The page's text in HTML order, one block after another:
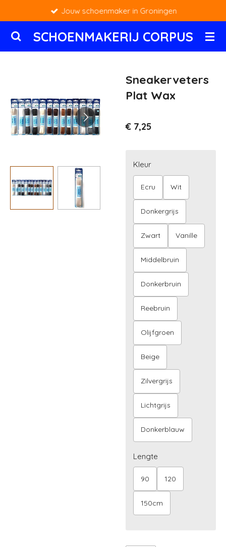
naar
de
SCHOENMAKERIJ CORPUS
Jouw schoenmaker in Groningen
Sneakerveters
Plat Wax
€ 7,25
Kleur
Ecru Wit
Donkergrijs
Zwart Vanille
Middelbruin
Donkerbruin
Reebruin
Olijfgroen
Beige
Zilvergrijs
Lichtgrijs
Donkerblauw
Lengte
90 120
150cm